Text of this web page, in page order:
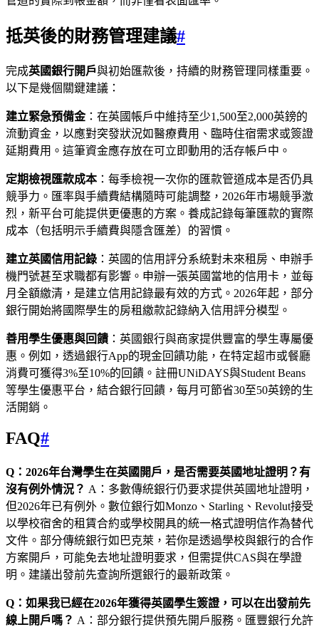
抵英後的財務管理建議#
完成英國銀行開戶與初始匯款後，持續的財務管理同樣重要。
以下是幾個關鍵建議：
建立緊急預備金：在英國帳戶中維持至少1,500至2,000英鎊的
流動資金，以應對突發狀況如醫療費用、臨時住宿需求或簽證
延期費用。這筆資金應存放在可立即動用的活存帳戶中。
定期檢視匯款成本：每季檢視一次你的匯款管道成本是否仍具
競爭力。匯率與手續費結構隨時可能調整，2026年市場競爭激
烈，新平台可能提供更優惠的方案。養成記錄每筆匯款的實際
成本（包括明示手續費與隱含匯差）的習慣。
建立英國信用記錄 ：英國的信用評分系統對未來租房、申辦手
機門號甚至求職都有影響。申辦一張英國當地的信用卡，並每
月全額繳清，是建立信用記錄最有效的方式。2026年起，部分
銀行開始將國際學生的房租繳款記錄納入信用評分模型。
善用學生優惠與回饋 ：英國銀行與商家提供豐富的學生專屬優
惠。例如，透過銀行App的現金回饋功能，在特定超市或餐廳
消費可獲得3%至10%的回饋。註冊UNiDAYS與Student Beans
等學生優惠平台，結合銀行回饋，每月可節省30至50英鎊的生
活開銷。
FAQ#
Q：2026年台灣學生在英國開戶，是否需要英國地址證明？有
沒有例外情況？ A：多數傳統銀行仍要求提供英國地址證明，
但2026年已有例外。數位銀行如Monzo、Starling、Revolut接受
以學校宿舍的租賃合約或學校開具的統一格式證明信作為替代
文件。部分傳統銀行如巴克萊，若你是透過學校與銀行的合作
方案開戶，可能免去地址證明要求，但需提供CAS與在學證
明。建議出發前先查詢所選銀行的最新政策。
Q：如果我已經在2026年獲得英國學生簽證，可以在出發前先
線上開戶嗎？ A：部分銀行提供預先開戶服務。匯豐銀行允許